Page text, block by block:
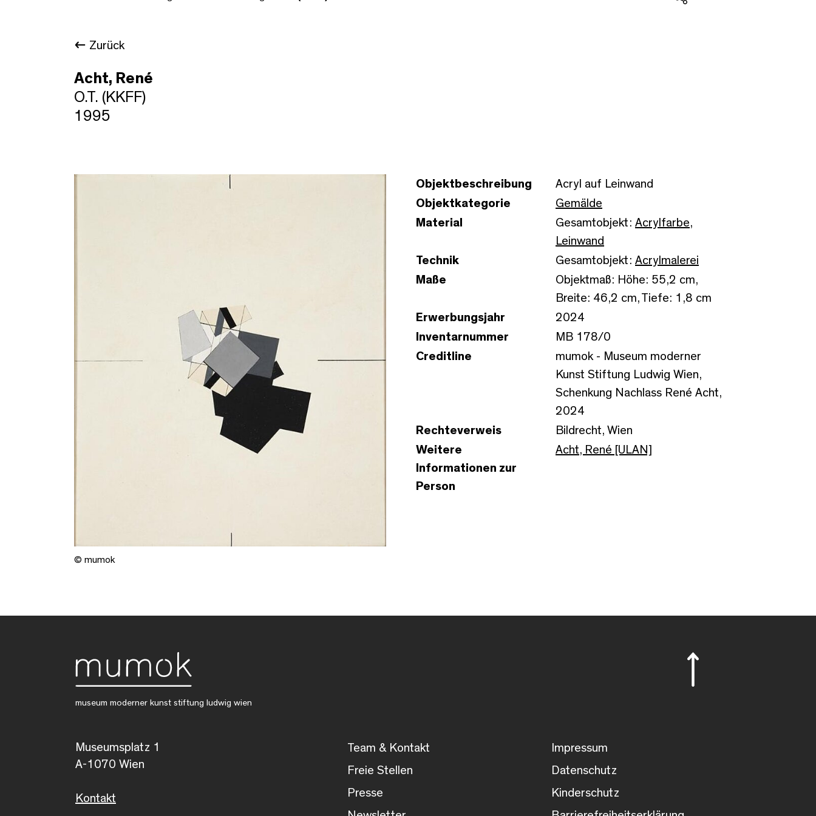
Zurück
Acht, René
O.T. (KKFF)
1995
© mumok
Objektbeschreibung
Acryl auf Leinwand
Objektkategorie
Gemälde
Material
Gesamtobjekt: Acrylfarbe,
Leinwand
Technik
Gesamtobjekt: Acrylmalerei
Maße
Objektmaß: Höhe: 55,2 cm,
Breite: 46,2 cm, Tiefe: 1,8 cm
Erwerbungsjahr
2024
Inventarnummer
MB 178/0
Creditline
mumok - Museum moderner
Kunst Stiftung Ludwig Wien,
Schenkung Nachlass René Acht,
2024
Rechteverweis
Bildrecht, Wien
Weitere
Informationen zur
Person
Acht, René [ULAN]
museum moderner kunst stiftung ludwig wien
Museumsplatz 1
A-1070 Wien
Kontakt
Team & Kontakt
Freie Stellen
Presse
Impressum
Datenschutz
Kinderschutz